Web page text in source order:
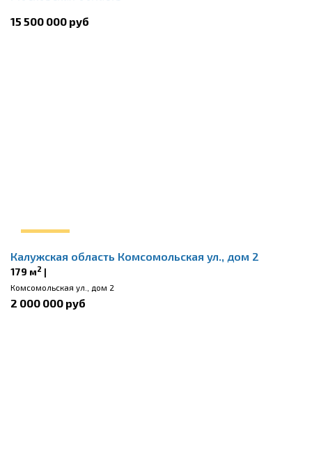
15 500 000 руб
Калужская область Комсомольская ул., дом 2
179 м2 |
Комсомольская ул., дом 2
2 000 000 руб